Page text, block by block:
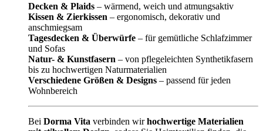
Decken & Plaids – wärmend, weich und atmungsaktiv
Kissen & Zierkissen – ergonomisch, dekorativ und
anschmiegsam
Tagesdecken & Überwürfe – für gemütliche Schlafzimmer
und Sofas
Natur- & Kunstfasern – von pflegeleichten Synthetikfasern
bis zu hochwertigen Naturmaterialien
Verschiedene Größen & Designs – passend für jeden
Wohnbereich
Bei Dorma Vita verbinden wirhochwertige Materialien